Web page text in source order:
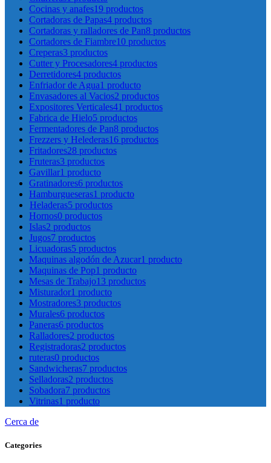
Cocinas y anafes19 productos
Cortadoras de Papas4 productos
Cortadoras y ralladores de Pan8 productos
Cortadores de Fiambre10 productos
Creperas3 productos
Cutter y Procesadores4 productos
Derretidores4 productos
Enfriador de Agua1 producto
Envasadores al Vacios2 productos
Expositores Verticales41 productos
Fabrica de Hielo5 productos
Fermentadores de Pan8 productos
Frezzers y Helederas16 productos
Fritadores28 productos
Fruteras3 productos
Gavillar1 producto
Gratinadores6 productos
Hamburgueseras1 producto
Heladeras5 productos
Hornos0 productos
Islas2 productos
Jugos7 productos
Licuadoras5 productos
Maquinas algodón de Azucar1 producto
Maquinas de Pop1 producto
Mesas de Trabajo13 productos
Misturador1 producto
Mostradores3 productos
Murales6 productos
Paneras6 productos
Ralladores2 productos
Registradoras2 productos
ruteras0 productos
Sandwicheras7 productos
Selladoras2 productos
Sobadora7 productos
Vitrinas1 producto
Cerca de
Categories